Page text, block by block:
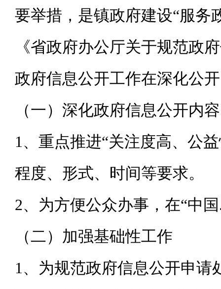
要举措，是镇政府建设“服务
《省政府办公厅关于规范政
政府信息公开工作在深化公
（一）深化政府信息公开内容
1、重点推进“关注度高、公
程度、形式、时间等要求。
2、为方便公众办事，在“中
（二）加强基础性工作
1、为规范政府信息公开申